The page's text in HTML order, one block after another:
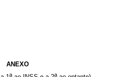
ANEXO
a a